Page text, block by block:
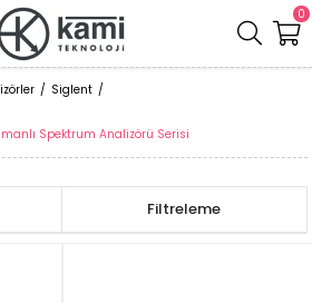
0
Siglent
Spektrum Analizörü Serisi
Filtreleme